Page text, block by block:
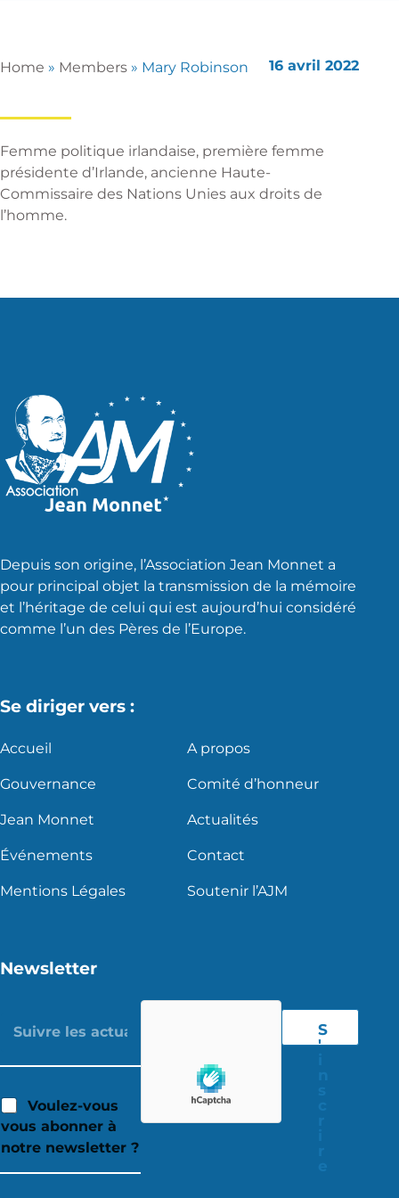
Home » Members » Mary Robinson 16 avril 2022
Femme politique irlandaise, première femme
présidente d’Irlande, ancienne Haute-
Commissaire des Nations Unies aux droits de
l’homme.
Depuis son origine, l’Association Jean Monnet a
pour principal objet la transmission de la mémoire
et l’héritage de celui qui est aujourd’hui considéré
comme l’un des Pères de l’Europe.
Se diriger vers :
Accueil A propos
Gouvernance Comité d’honneur
Jean Monnet Actualités
Événements Contact
Mentions Légales Soutenir l’AJM
Newsletter
Voulez-vous
vous abonner à
notre newsletter ?
S
'